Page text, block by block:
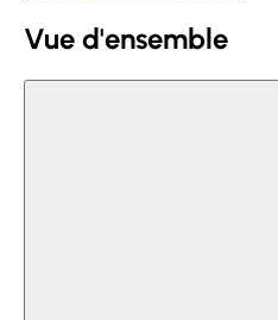
Vue d'ensemble